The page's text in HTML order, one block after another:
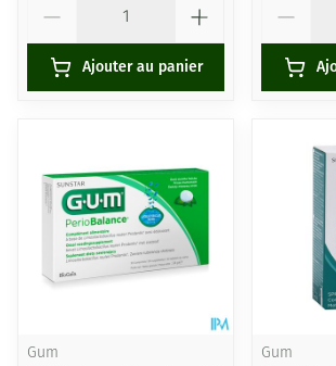
Ajouter au panier
Gum Gum